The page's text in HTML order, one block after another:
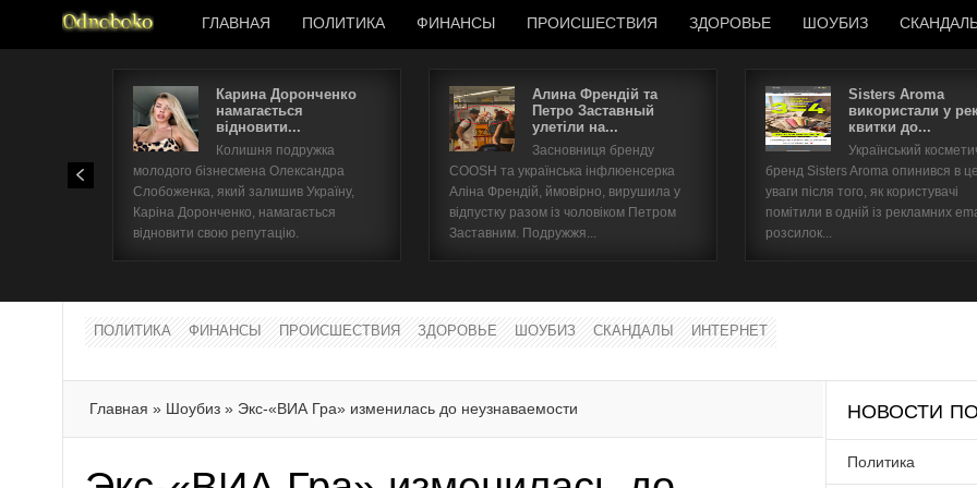
ГЛАВНАЯ ПОЛИТИКА ФИНАНСЫ ПРОИСШЕСТВИЯ ЗДОРОВЬЕ ШОУБИЗ
Карина Доронченко
намагається
відновити...
Колишня подружка
молодого бізнесмена Олександра
Слобоженка, який залишив Україну,
Каріна Доронченко, намагається
відновити свою репутацію.
Алина Френдій та
Петро Заставный
улетіли на...
Засновниця бренду
COOSH та українська інфлюенсерка
Аліна Френдій, ймовірно, вирушила у
відпустку разом із чоловіком Петром
Заставним. Подружжя...
Sisters Aroma
використали у
квитки до...
Український
бренд Sisters Aroma опинився в
уваги після того, як користувачі
помітили в одній із рекламних
розсилок...
ПОЛИТИКА ФИНАНСЫ ПРОИСШЕСТВИЯ ЗДОРОВЬЕ ШОУБИЗ СКАНДАЛЫ ИНТЕРНЕТ
Главная » Шоубиз » Экс-«ВИА Гра» изменилась до неузнаваемости НОВОСТИ
Политика
Имя пользователя
Забыли имя пользователя?